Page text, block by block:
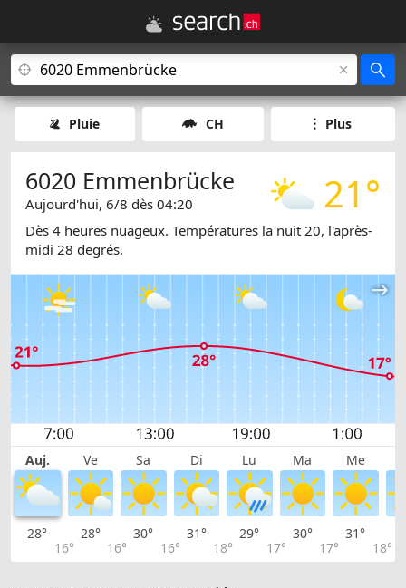
Pluie CH Plus
21°
6020 Emmenbrücke
Aujourd'hui, 6/8 dès 04:20
Dès 4 heures nuageux. Températures la nuit 20, l'après-
midi 28 degrés.
Auj. Ve Sa Di Lu Ma Me
28°
16°
28°
16°
30°
16°
31°
18°
29°
17°
30°
17°
31°
18°